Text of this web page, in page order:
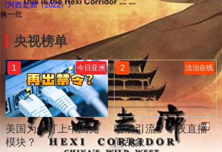
《河西走廊（2022）》
换一批
央视榜单
1 今日亚洲
美国为何盯上中国光
模块？
2 法治在线
暗语引流？午夜直播
间乱象